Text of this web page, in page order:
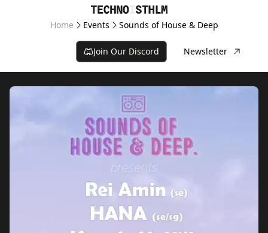
Home Events Sounds of House & Deep
Join Our Discord Newsletter